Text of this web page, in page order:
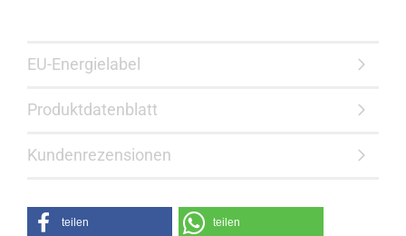
EU-Energielabel
Produktdatenblatt
Kundenrezensionen
teilen teilen